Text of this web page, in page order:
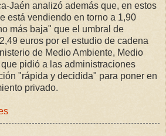
Jaén analizó además que, en estos
está vendiendo en torno a 1,90
más baja" que el umbral de
euros por el estudio de cadena
de Medio Ambiente, Medio
pidió a las administraciones
"rápida y decidida" para poner en
privado.